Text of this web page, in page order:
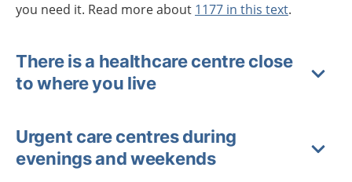
you need it. Read more about 1177 in this text.
There is a healthcare centre close
to where you live
Urgent care centres during
evenings and weekends